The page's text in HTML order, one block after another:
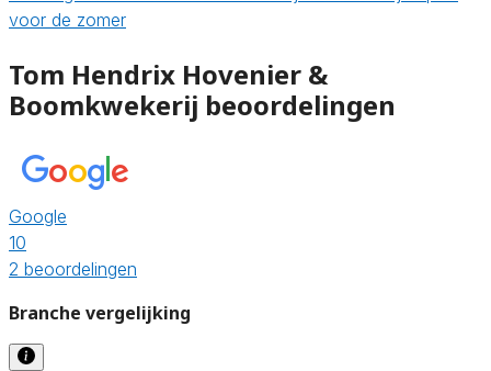
voor de zomer
Tom Hendrix Hovenier &
Boomkwekerij beoordelingen
Google
10
2 beoordelingen
Branche vergelijking